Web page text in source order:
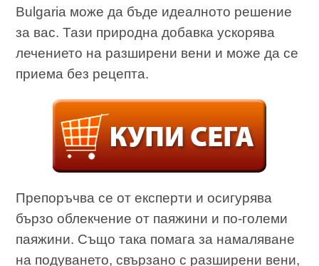
Bulgaria може да бъде идеалното решение
за вас. Тази природна добавка ускорява
лечението на разширени вени и може да се
приема без рецепта.
Препоръчва се от експерти и осигурява
бързо облекчение от паяжини и по-големи
паяжини. Също така помага за намаляване
на подуването, свързано с разширени вени,